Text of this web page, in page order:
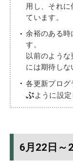
用し、それ
ています。
余裕のある
す。
以前のよう
には期待しな
各更新プログ
ぶように設定
6月22日～